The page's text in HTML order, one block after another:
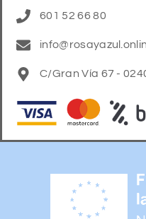
601 52 66 80
C/Gran Vía 67 -